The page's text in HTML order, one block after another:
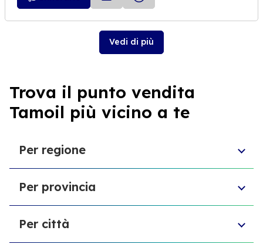
Vedi di più
Trova il punto vendita
Tamoil più vicino a te
Per regione
Umbria
Piemonte
Molise
Toscana
Per provincia
Libero consorzio comunale di Ragusa
Ente di decentramento regionale di
Per città